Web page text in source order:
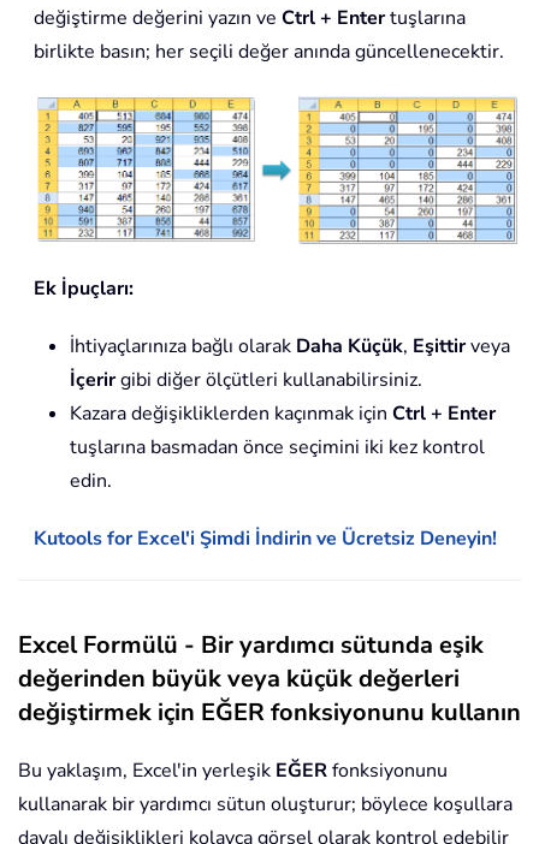
değiştirme değerini yazın ve Ctrl + Entertuşlarına
birlikte basın; her seçili değer anında güncellenecektir.
Ek İpuçları:
İhtiyaçlarınıza bağlı olarak Daha Küçük, Eşittirveya
İçerirgibi diğer ölçütleri kullanabilirsiniz.
Kazara değişikliklerden kaçınmak için Ctrl + Enter
tuşlarına basmadan önce seçimini iki kez kontrol
edin.
Kutools for Excel'i Şimdi İndirin ve Ücretsiz Deneyin!
Excel Formülü - Bir yardımcı sütunda eşik
değerinden büyük veya küçük değerleri
değiştirmek için EĞER fonksiyonunu kullanın
Bu yaklaşım, Excel'in yerleşik EĞERfonksiyonunu
kullanarak bir yardımcı sütun oluşturur; böylece koşullara
dayalı değişiklikleri kolayca görsel olarak kontrol edebilir